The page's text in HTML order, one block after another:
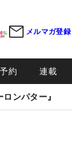
メルマガ登録
約 連載
ンパター』